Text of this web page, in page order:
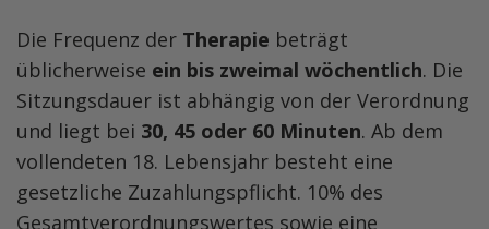
Die Frequenz der Therapie beträgt
üblicherweise ein bis zweimal wöchentlich. Die
Sitzungsdauer ist abhängig von der Verordnung
und liegt bei 30, 45 oder 60 Minuten. Ab dem
vollendeten 18. Lebensjahr besteht eine
gesetzliche Zuzahlungspflicht. 10% des
Gesamtverordnungswertes sowie eine